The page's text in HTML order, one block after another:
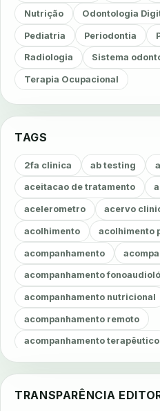
Nutrição Odontologia
Pediatria Periodontia
Radiologia Sistema
Terapia Ocupacional
TAGS
2fa clinica ab testing
aceitacao de tratamento
acelerometro acervo
acolhimento acolhimento
acompanhamento
acompanhamento
acompanhamento nutricional
acompanhamento remoto
acompanhamento terapêutico
acustica clinica adesao
TRANSPARÊNCIA